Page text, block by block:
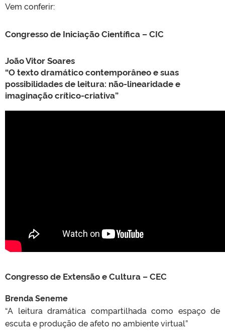
Vem conferir:
Congresso de Iniciação Científica – CIC
João Vitor Soares
“O texto dramático contemporâneo e suas
possibilidades de leitura: não-linearidade e
imaginação crítico-criativa”
Congresso de Extensão e Cultura – CEC
Brenda Seneme
“A leitura dramática compartilhada como espaço de
escuta e produção de afeto no ambiente virtual”